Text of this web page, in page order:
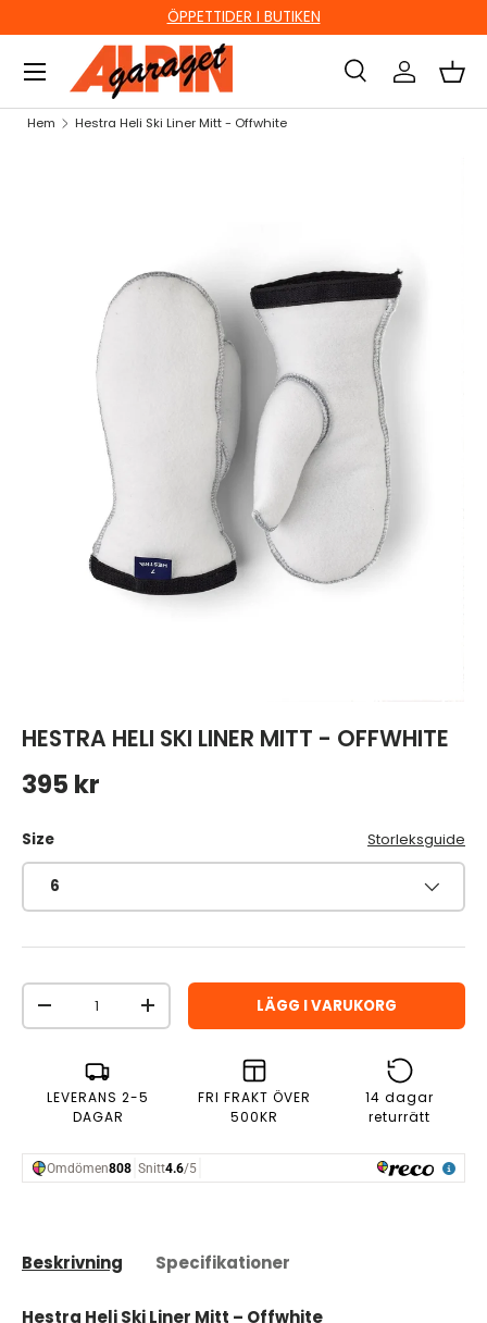
HOPPA TILL INNEHÅLL
ÖPPETTIDER I BUTIKEN
Sök
Sök
Sök Logga inKorg
Hem Hestra Heli Ski Liner Mitt - Offwhite
HESTRA HELI SKI LINER MITT - OFFWHITE
Ordinarie pris
395 kr
Size Storleksguide
6
Antal
MINSKA ANTALÖKA ANTAL LÄGG I VARUKORG
LEVERANS 2-5
DAGAR
FRI FRAKT ÖVER
500KR
14 dagar
returrätt
Beskrivning Specifikationer
Hestra Heli Ski Liner Mitt – Offwhite